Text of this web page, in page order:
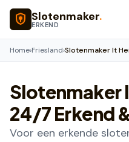
Naar hoofdinhoud
Slotenmaker.
ERKEND
Home›Friesland›Slotenmaker It
Slotenmaker
24/7 Erkend
Voor een erkende